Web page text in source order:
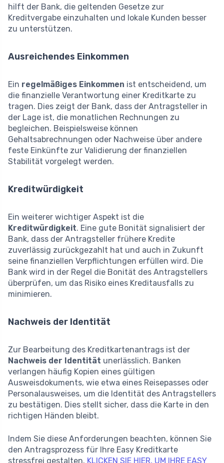
hilft der Bank, die geltenden Gesetze zur
Kreditvergabe einzuhalten und lokale Kunden besser
zu unterstützen.
Ausreichendes Einkommen
Ein regelmäßiges Einkommen ist entscheidend, um
die finanzielle Verantwortung einer Kreditkarte zu
tragen. Dies zeigt der Bank, dass der Antragsteller in
der Lage ist, die monatlichen Rechnungen zu
begleichen. Beispielsweise können
Gehaltsabrechnungen oder Nachweise über andere
feste Einkünfte zur Validierung der finanziellen
Stabilität vorgelegt werden.
Kreditwürdigkeit
Ein weiterer wichtiger Aspekt ist die
Kreditwürdigkeit. Eine gute Bonität signalisiert der
Bank, dass der Antragsteller frühere Kredite
zuverlässig zurückgezahlt hat und auch in Zukunft
seine finanziellen Verpflichtungen erfüllen wird. Die
Bank wird in der Regel die Bonität des Antragstellers
überprüfen, um das Risiko eines Kreditausfalls zu
minimieren.
Nachweis der Identität
Zur Bearbeitung des Kreditkartenantrags ist der
Nachweis der Identität unerlässlich. Banken
verlangen häufig Kopien eines gültigen
Ausweisdokuments, wie etwa eines Reisepasses oder
Personalausweises, um die Identität des Antragstellers
zu bestätigen. Dies stellt sicher, dass die Karte in den
richtigen Händen bleibt.
Indem Sie diese Anforderungen beachten, können Sie
den Antragsprozess für Ihre Easy Kreditkarte
stressfrei gestalten. KLICKEN SIE HIER, UM IHRE EASY